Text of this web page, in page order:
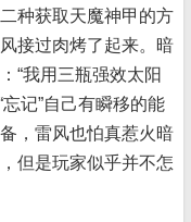
种获取天魔神甲的方
接过肉烤了起来。暗
“我用三瓶强效太阳
记”自己有瞬移的能
，雷风也怕真惹火暗
但是玩家似乎并不怎